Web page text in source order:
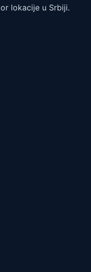
lokacije u Srbiji.